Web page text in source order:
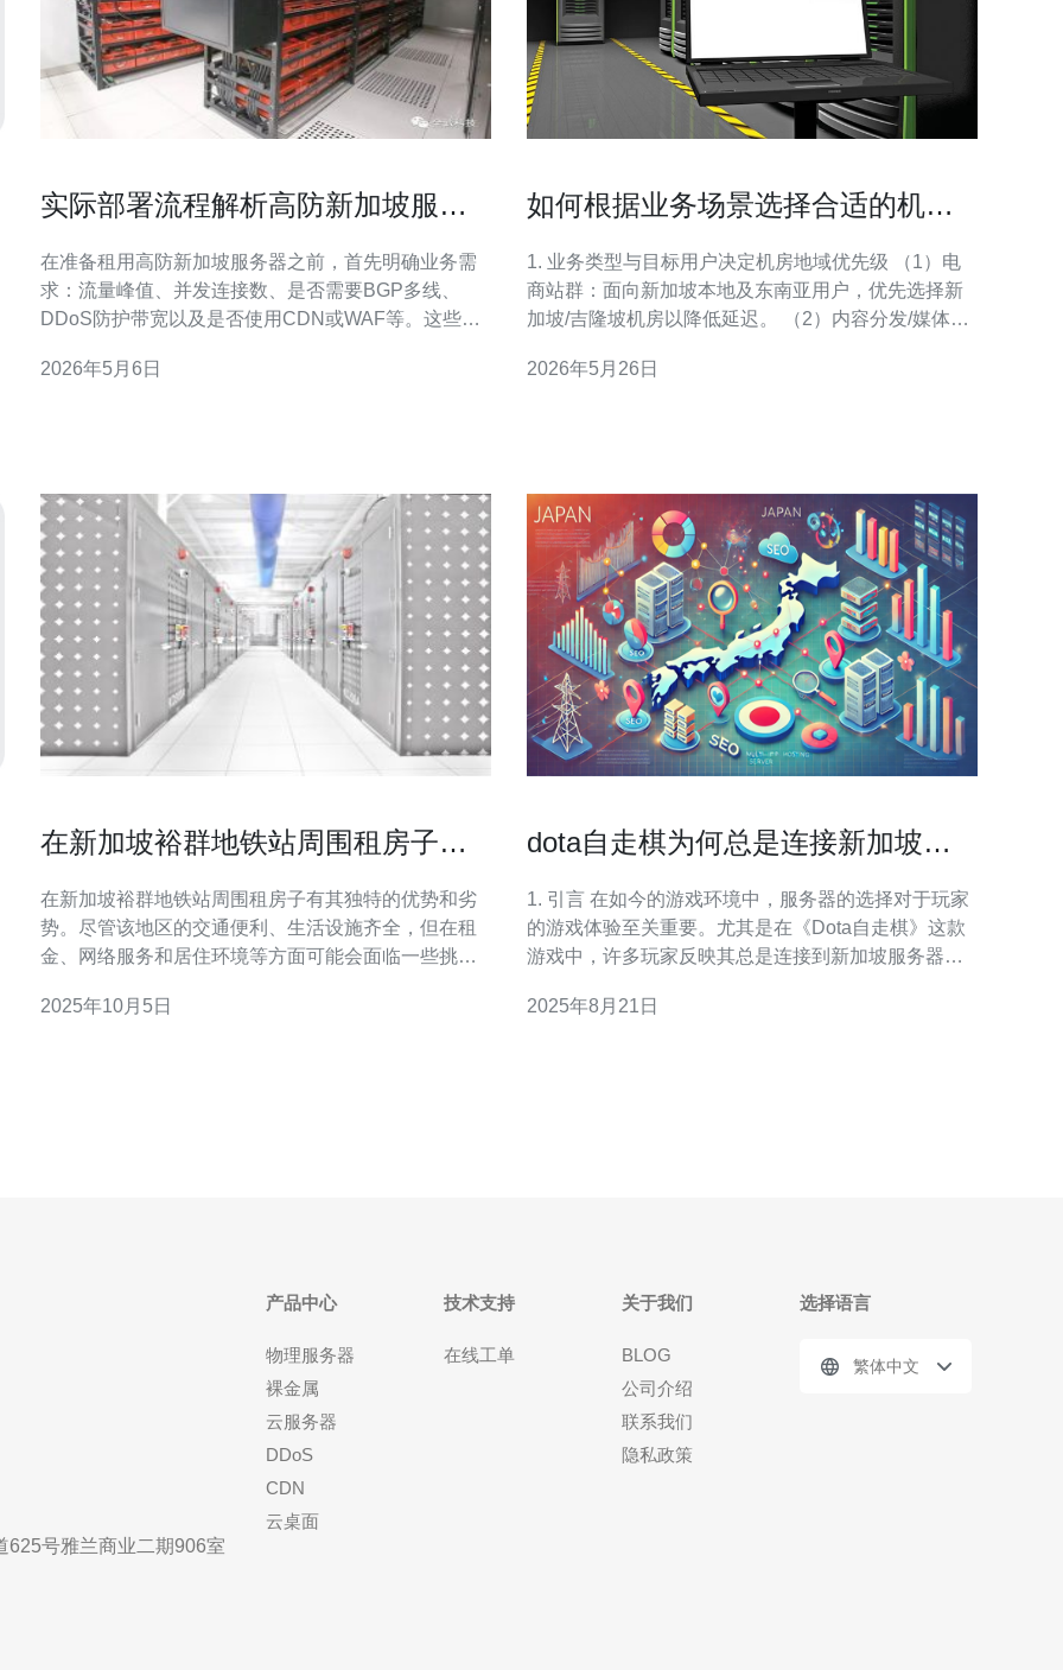
实际部署流程解析高防新加坡服务
在准备租用高防新加坡服务器之前，首先明确业务需
求：流量峰值、并发连接数、是否需要BGP多线、
DDoS防护带宽以及是否使用CDN或WAF等。这些因
带宽规格。 签约阶段通常涉及资费确认、带宽与防护
2026年5月6日
如何根据业务场景选择合适的机房
1. 业务类型与目标用户决定机房地域优先级 （1）电
商站群：面向新加坡本地及东南亚用户，优先选择新
加坡/吉隆坡机房以降低延迟。 （2）内容分发/媒体：
作为亚太枢纽）。 （3）SEO站群：多域名、多IP需
2026年5月26日
在新加坡裕群地铁站周围租房子的
在新加坡裕群地铁站周围租房子有其独特的优势和劣
势。尽管该地区的交通便利、生活设施齐全，但在租
金、网络服务和居住环境等方面可能会面临一些挑
为解决网络问题的可靠合作伙伴。 地理位置的便利性
2025年10月5日
dota自走棋为何总是连接新加坡服
1. 引言 在如今的游戏环境中，服务器的选择对于玩家
的游戏体验至关重要。尤其是在《Dota自走棋》这款
游戏中，许多玩家反映其总是连接到新加坡服务器。
指南，帮助玩家优化其连接设置。 2. 为什么《Dota自
2025年8月21日
625号雅兰商业二期906室
产品中心
物理服务器
裸金属
云服务器
DDoS
CDN
云桌面
技术支持
在线工单
关于我们
BLOG
公司介绍
联系我们
隐私政策
选择语言
繁体中文